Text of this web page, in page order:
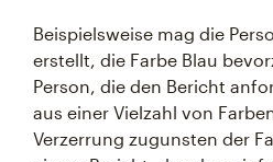
Beispielsweise mag die
erstellt, die Farbe Blau
Person, die den Bericht
aus einer Vielzahl von
Verzerrung zugunsten der